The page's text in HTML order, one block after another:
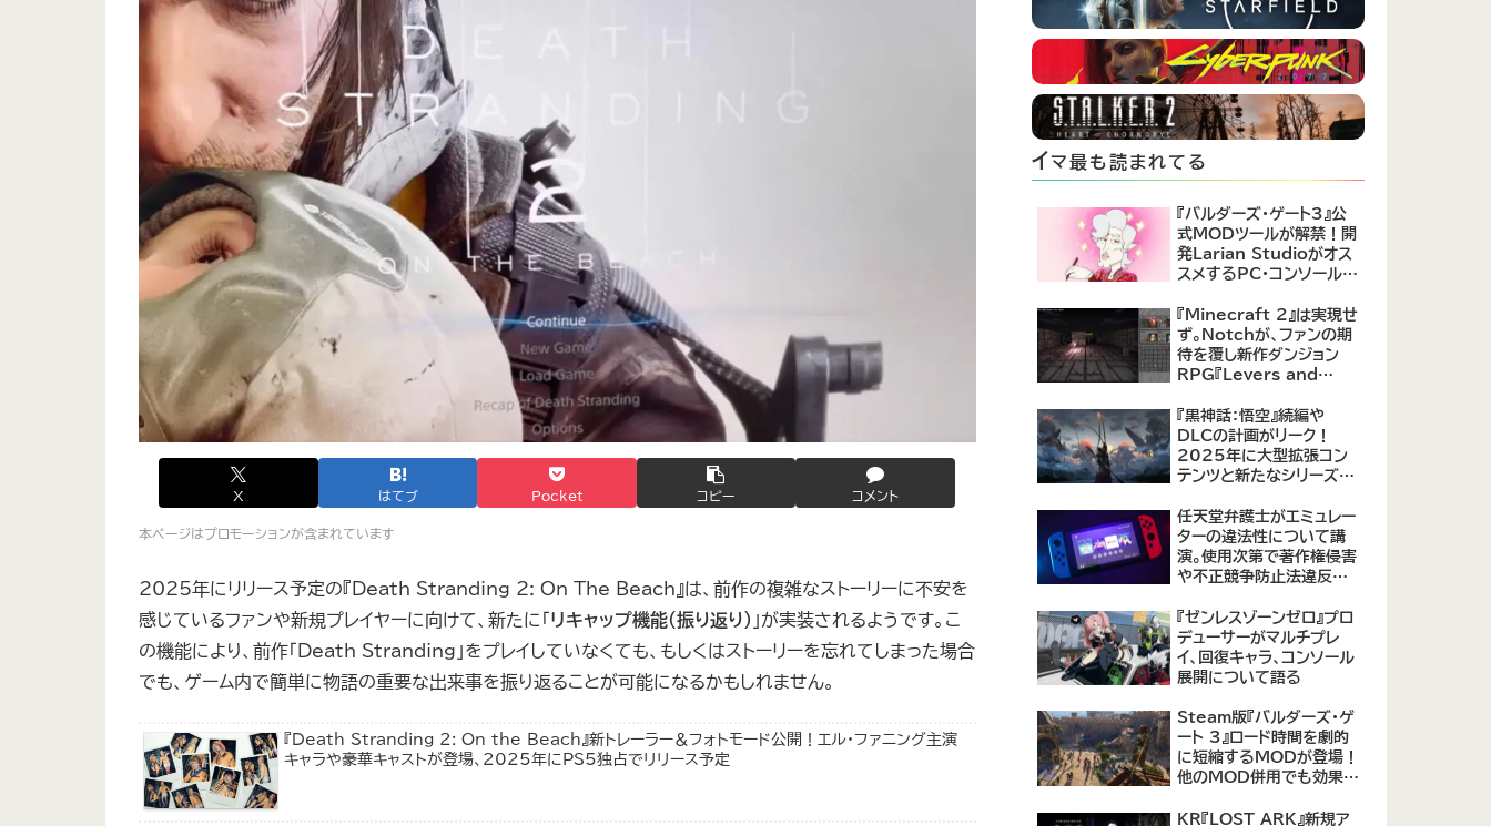
X はてブ Pocket コピー コメント
本ページはプロモーションが含まれています
2025年にリリース予定の『Death Stranding 2: On The Beach』は、前作の複雑なストーリーに不安を
感じているファンや新規プレイヤーに向けて、新たに「 リキャップ機能（振り返り） 」が実装されるようです。こ
の機能により、前作「Death Stranding」をプレイしていなくても、もしくはストーリーを忘れてしまった場合
でも、ゲーム内で簡単に物語の重要な出来事を振り返ることが可能になるかもしれません。
『Death Stranding 2: On the Beach』新トレーラー＆フォトモード公開！エル・ファニング主演
キャラや豪華キャストが登場、2025年にPS5独占でリリース予定
イマ最も読まれてる
『バルダーズ・ゲート3』公
式MODツールが解禁！開
発Larian Studioがオス
スメするPC・コンソール向
『Minecraft 2』は実現せ
ず。Notchが、ファンの期
待を覆し新作ダンジョン
RPG『Levers and
表！
『黒神話：悟空』続編や
DLCの計画がリーク！
2025年に大型拡張コン
テンツと新たなシリーズ作
【09/17更新】
任天堂弁護士がエミュレー
ターの違法性について講
演。使用次第で著作権侵害
や不正競争防止法違反に
『ゼンレスゾーンゼロ』プロ
デューサーがマルチプレ
イ、回復キャラ、コンソール
展開について語る
Steam版『バルダーズ・ゲ
ート 3』ロード時間を劇的
に短縮するMODが登場！
他のMOD併用でも効果を
価
KR『LOST ARK』新規ア